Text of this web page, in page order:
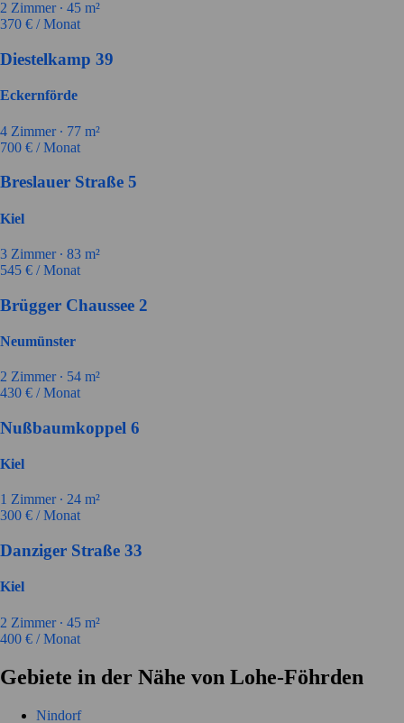
2 Zimmer ∙ 45 m²
370 € / Monat
Diestelkamp 39
Eckernförde
4 Zimmer ∙ 77 m²
700 € / Monat
Breslauer Straße 5
Kiel
3 Zimmer ∙ 83 m²
545 € / Monat
Brügger Chaussee 2
Neumünster
2 Zimmer ∙ 54 m²
430 € / Monat
Nußbaumkoppel 6
Kiel
1 Zimmer ∙ 24 m²
300 € / Monat
Danziger Straße 33
Kiel
2 Zimmer ∙ 45 m²
400 € / Monat
Gebiete in der Nähe von Lohe-Föhrden
Nindorf